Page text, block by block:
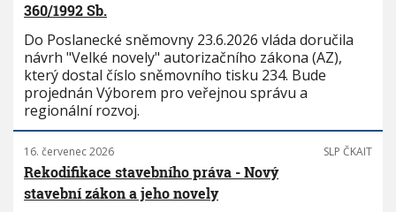
360/1992 Sb.
Do Poslanecké sněmovny 23.6.2026 vláda doručila
návrh "Velké novely" autorizačního zákona (AZ),
který dostal číslo sněmovního tisku 234. Bude
projednán Výborem pro veřejnou správu a
regionální rozvoj.
16. červenec 2026 SLP ČKAIT
Rekodifikace stavebního práva - Nový
stavební zákon a jeho novely